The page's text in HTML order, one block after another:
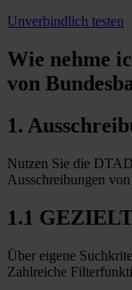
Unverbindlich testen
Wie nehme
von
1.
Nutzen Sie die
Ausschreibungen
1.1
Über eigene
Zahlreiche